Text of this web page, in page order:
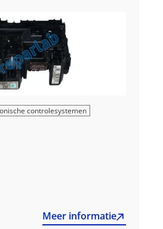
controlesystemen
Meer informatie